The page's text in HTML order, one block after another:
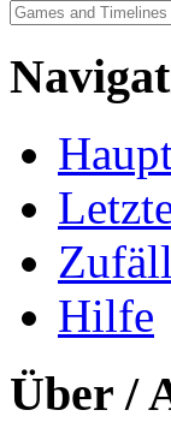
Hilfe
Über /